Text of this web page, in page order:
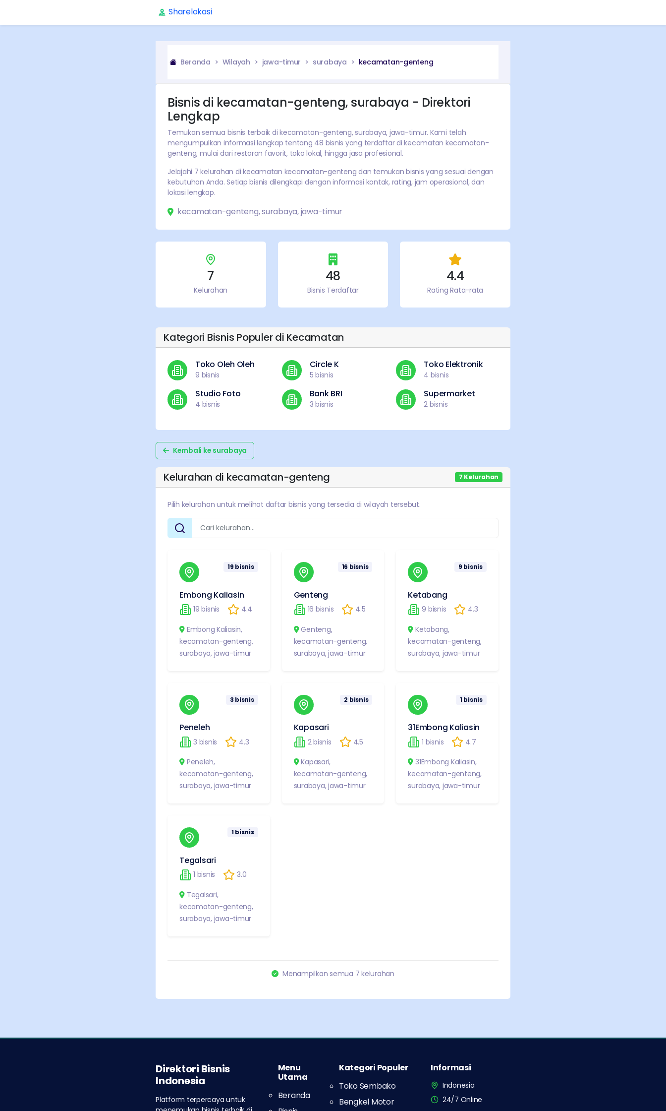
Sharelokasi
Beranda Wilayah jawa-timur surabaya kecamatan-genteng
Bisnis di kecamatan-genteng, surabaya - Direktori
Lengkap
Temukan semua bisnis terbaik di kecamatan-genteng, surabaya, jawa-timur. Kami telah
mengumpulkan informasi lengkap tentang 48 bisnis yang terdaftar di kecamatan kecamatan-
genteng, mulai dari restoran favorit, toko lokal, hingga jasa profesional.
Jelajahi 7 kelurahan di kecamatan kecamatan-genteng dan temukan bisnis yang sesuai dengan
kebutuhan Anda. Setiap bisnis dilengkapi dengan informasi kontak, rating, jam operasional, dan
lokasi lengkap.
kecamatan-genteng,surabaya,jawa-timur
7
Kelurahan
48
Bisnis Terdaftar
4.4
Rating Rata-rata
Kategori Bisnis Populer di Kecamatan
Toko Oleh Oleh
9 bisnis
Circle K
5 bisnis
Toko Elektronik
4 bisnis
Studio Foto
4 bisnis
Bank BRI
3 bisnis
Supermarket
2 bisnis
Kembali ke surabaya
Kelurahan di kecamatan-genteng 7 Kelurahan
Pilih kelurahan untuk melihat daftar bisnis yang tersedia di wilayah tersebut.
19 bisnis
Embong Kaliasin
19 bisnis 4.4
Embong Kaliasin,
kecamatan-genteng,
surabaya, jawa-timur
16 bisnis
Genteng
16 bisnis 4.5
Genteng,
kecamatan-genteng,
surabaya,jawa-timur
9 bisnis
Ketabang
9 bisnis 4.3
Ketabang,
kecamatan-genteng,
surabaya, jawa-timur
3 bisnis
Peneleh
3 bisnis 4.3
Peneleh,
kecamatan-genteng,
surabaya, jawa-timur
2 bisnis
Kapasari
2bisnis 4.5
Kapasari,
kecamatan-genteng,
surabaya,jawa-timur
1 bisnis
31Embong Kaliasin
1 bisnis 4.7
31Embong Kaliasin,
kecamatan-genteng,
surabaya, jawa-timur
1 bisnis
Tegalsari
1 bisnis 3.0
Tegalsari,
kecamatan-genteng,
surabaya, jawa-timur
Menampilkan semua 7 kelurahan
Direktori Bisnis
Indonesia
Platform terpercaya untuk
Menu
Utama
Beranda
Kategori Populer
Toko Sembako
Bengkel Motor
Informasi
Indonesia
24/7 Online